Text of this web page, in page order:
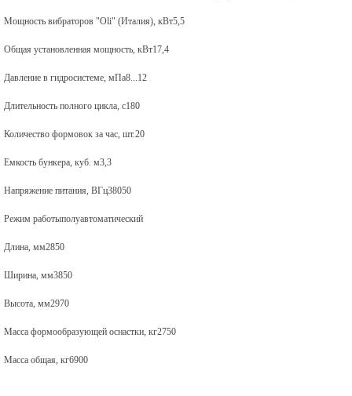
Мощность вибраторов "Oli" (Италия), кВт5,5
Общая установленная мощность, кВт17,4
Давление в гидросистеме, мПа8...12
Длительность полного цикла, с180
Количество формовок за час, шт.20
Емкость бункера, куб. м3,3
Напряжение питания, ВГц38050
Режим работыполуавтоматический
Длина, мм2850
Ширина, мм3850
Высота, мм2970
Масса формообразующей оснастки, кг2750
Масса общая, кг6900